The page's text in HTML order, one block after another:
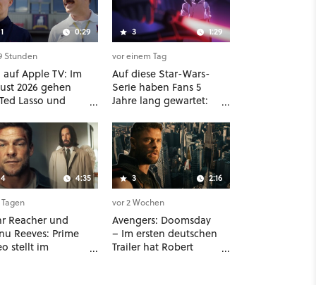
0:29
Stunden
auf Apple TV: Im
2026 gehen
Lasso und
große Serien-
weiter
3 1:29
vor einem Tag
Auf diese Star-Wars-
Serie haben Fans 5
Jahre lang gewartet:
Ninth Jedi im Abo bei
Disney Plus
4:35
Reacher und
Reeves: Prime
stellt im
3 2:16
vor 2 Wochen
Avengers: Doomsday
– Im ersten deutschen
Trailer hat Robert